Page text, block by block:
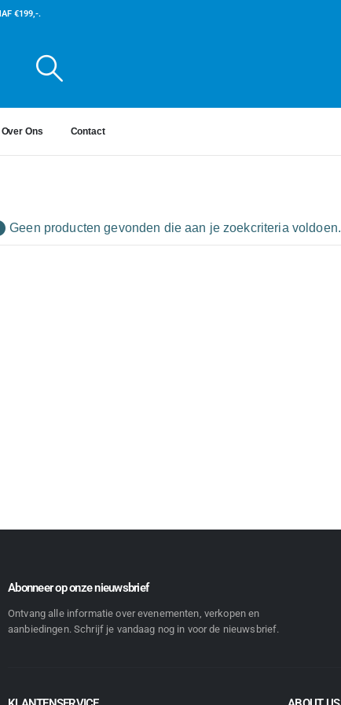
€199,-.
Over Ons Contact
Geen producten gevonden die aan je zoekcriteria voldoen.
Abonneer op onze nieuwsbrief
Ontvang alle informatie over evenementen, verkopen en
aanbiedingen. Schrijf je vandaag nog in voor de nieuwsbrief.